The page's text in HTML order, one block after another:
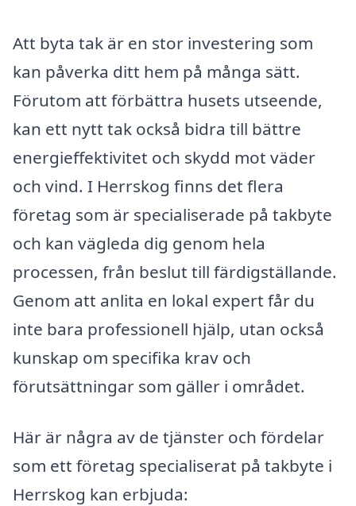
Att byta tak är en stor investering som
kan påverka ditt hem på många sätt.
Förutom att förbättra husets utseende,
kan ett nytt tak också bidra till bättre
energieffektivitet och skydd mot väder
och vind. I Herrskog finns det flera
företag som är specialiserade på takbyte
och kan vägleda dig genom hela
processen, från beslut till färdigställande.
Genom att anlita en lokal expert får du
inte bara professionell hjälp, utan också
kunskap om specifika krav och
förutsättningar som gäller i området.
Här är några av de tjänster och fördelar
som ett företag specialiserat på takbyte i
Herrskog kan erbjuda: